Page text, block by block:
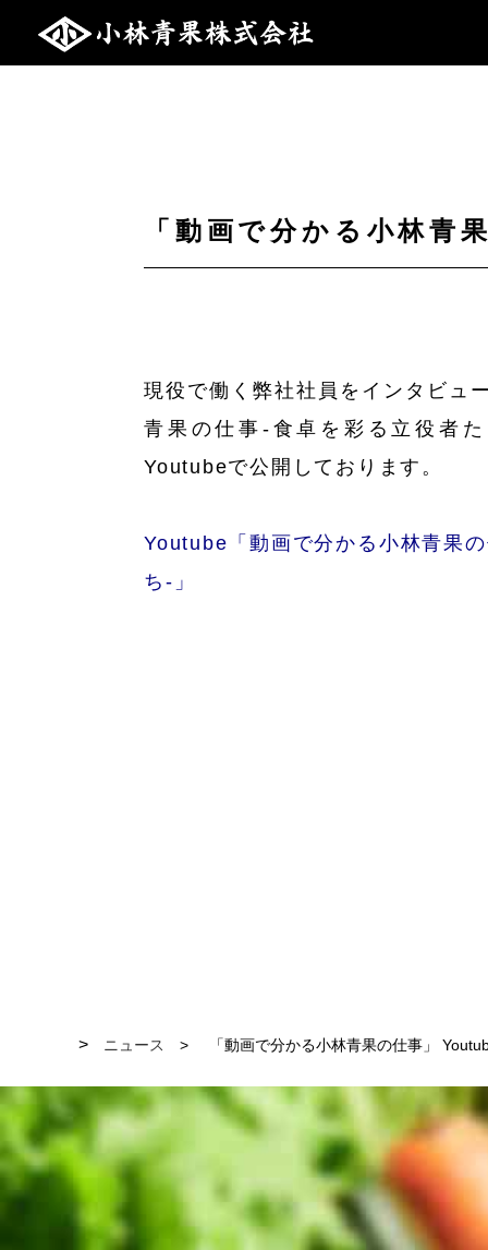
「動画で分かる小林
現役で働く弊社社員をインタビュ
青果の仕事-食卓を彩る立役者
Youtubeで公開しております。
Youtube「動画で分かる小林青果
ち-」
ニュース 「動画で分かる小林青果の仕事」